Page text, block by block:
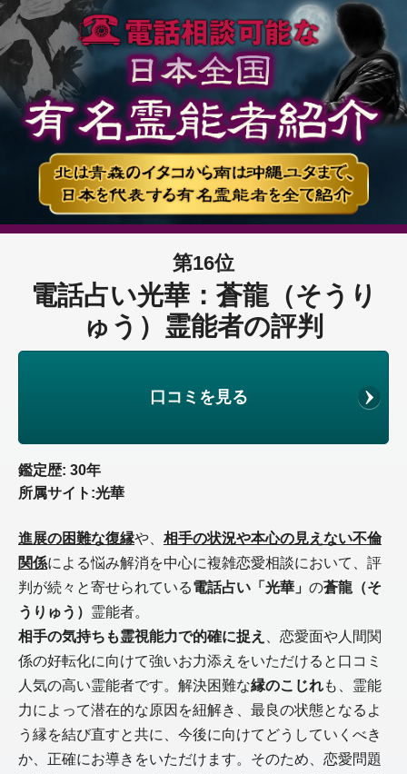
第16位
電話占い光華：蒼龍（そうり
ゅう）霊能者の評判
口コミを見る
鑑定歴: 30年
所属サイト:光華
進展の困難な復縁や、 相手の状況や本心の見えない不倫
関係による悩み解消を中心に複雑恋愛相談において、評
判が続々と寄せられている電話占い「光華」 の蒼龍（そ
うりゅう） 霊能者。
相手の気持ちも霊視能力で的確に捉え
、恋愛面や人間関
係の好転化に向けて強いお力添えをいただけると口コミ
人気の高い霊能者です。解決困難な縁のこじれも、霊能
力によって潜在的な原因を紐解き、最良の状態となるよ
う縁を結び直すと共に、今後に向けてどうしていくべき
か、正確にお導きをいただけます。そのため、恋愛問題